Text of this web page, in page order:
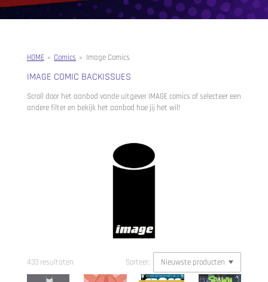
HOME » Comics » Image Comics
IMAGE COMIC BACKISSUES
Scroll door het aanbod vande uitgever IMAGE comics of selecteer een
andere filter en bekijk het aanbod hoe jij het wil!
433 resultaten Sorteer: